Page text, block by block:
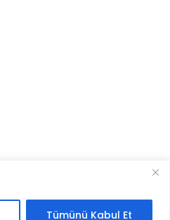
Tümünü Kabul Et